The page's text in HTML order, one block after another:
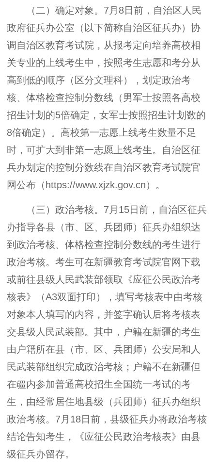
（二）确定对象。7月8日前，自治区人民
政府征兵办公室（以下简称自治区征兵办）协
调自治区教育考试院，从报考定向培养高校相
关专业的上线考生中，按照考生志愿和考分从
高到低的顺序（区分文理科），划定政治考
核、体格检查控制分数线（男军士按照各高校
招生计划的5倍确定，女军士按照招生计划数的
8倍确定）。高校第一志愿上线考生数量不足
时，可扩大到非第一志愿上线考生。自治区征
兵办划定的控制分数线在自治区教育考试院官
网公布（https://www.xjzk.gov.cn）。
（三）政治考核。7月15日前，自治区征兵
办指导各县（市、区、兵团师）征兵办组织达
到政治考核、体格检查控制分数线的考生进行
政治考核。考生可在新疆教育考试院官网下载
或前往县级人民武装部领取《应征公民政治考
核表》（A3双面打印），填写考核表中由考核
对象本人填写的内容，并签字确认后将考核表
交县级人民武装部。其中，户籍在新疆的考生
由户籍所在县（市、区、兵团师）公安局和人
民武装部组织完成政治考核；户籍不在新疆但
在疆内参加普通高校招生全国统一考试的考
生，由经常居住地县级（兵团师）征兵办组织
政治考核。7月18日前，县级征兵办将政治考核
结论告知考生，《应征公民政治考核表》由县
级征兵办留存。